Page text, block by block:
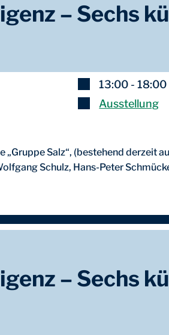
– Sechs
13:00 - 18:00
Ausstellung
Salz“, (bestehend derzeit
Schulz, Hans-Peter
– Sechs